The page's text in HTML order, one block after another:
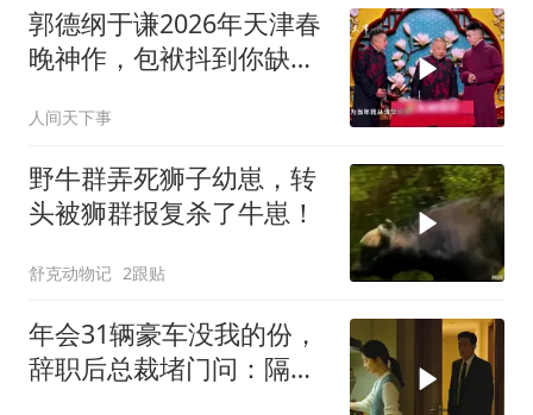
郭德纲于谦2026年天津春
晚神作，包袱抖到你缺氧
人间天下事
野牛群弄死狮子幼崽，转
头被狮群报复杀了牛崽！
舒克动物记 2跟贴
年会31辆豪车没我的份，
辞职后总裁堵门问：隔壁